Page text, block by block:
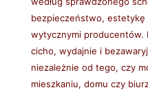
bezpieczeństwo, estetykę
wytycznymi producentów.
cicho, wydajnie i
niezależnie od tego, czy
mieszkaniu, domu czy